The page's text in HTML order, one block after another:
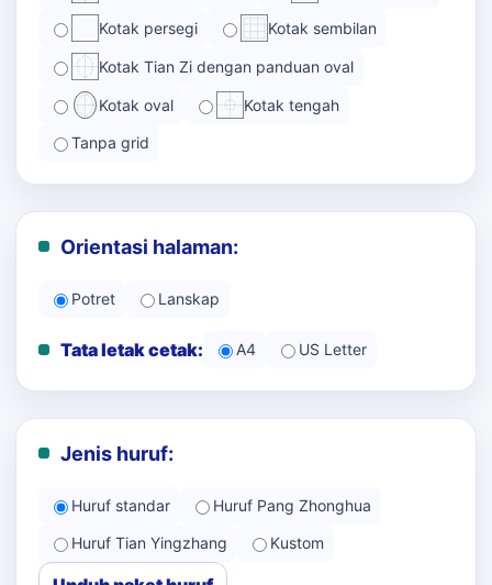
Kotak persegi Kotak sembilan
Kotak Tian Zi dengan panduan oval
Kotak oval Kotak tengah
Tanpa grid
Orientasi halaman:
Potret Lanskap
Tata letak cetak: A4 US Letter
Jenis huruf:
Huruf standar
Huruf Pang Zhonghua
Huruf Tian Yingzhang
Kustom